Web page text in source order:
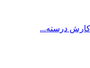
کارش درسته...